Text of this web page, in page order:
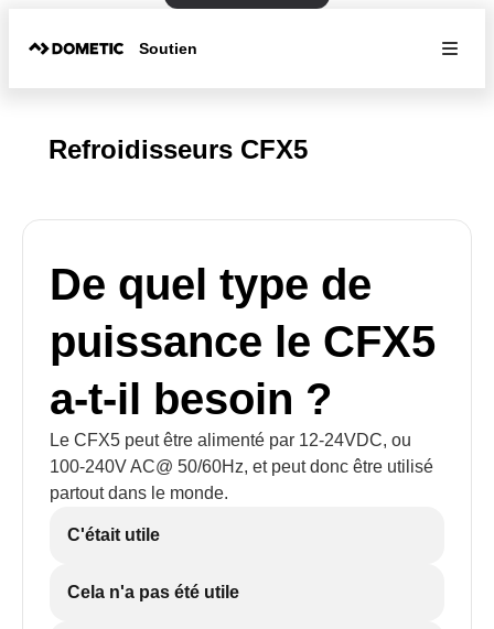
Soutien
Refroidisseurs CFX5
De quel type de
puissance le CFX5
a-t-il besoin ?
Le CFX5 peut être alimenté par 12-24VDC, ou
100-240V AC@ 50/60Hz, et peut donc être utilisé
partout dans le monde.
C'était utile
Cela n'a pas été utile